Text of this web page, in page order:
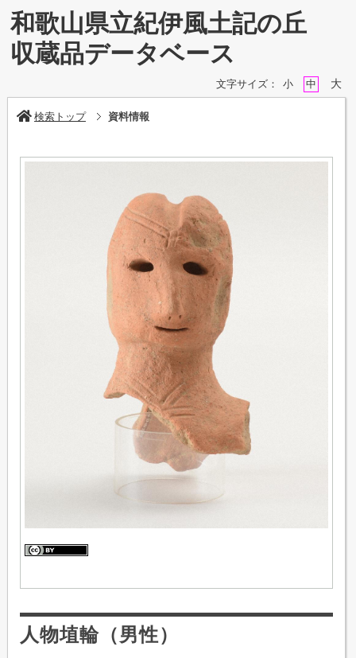
和歌山県立紀伊風土記の丘
収蔵品データベース
文字サイズ： 小 中 大
検索トップ 資料情報
人物埴輪（男性）